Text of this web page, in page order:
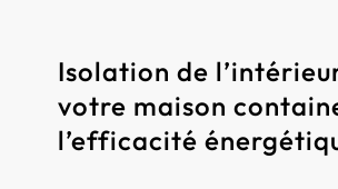
Isolation de
votre maison
l’efficacité